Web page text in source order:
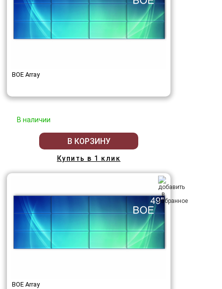
BOE Array
В наличии
В КОРЗИНУ
Купить в 1 клик
BOE Array